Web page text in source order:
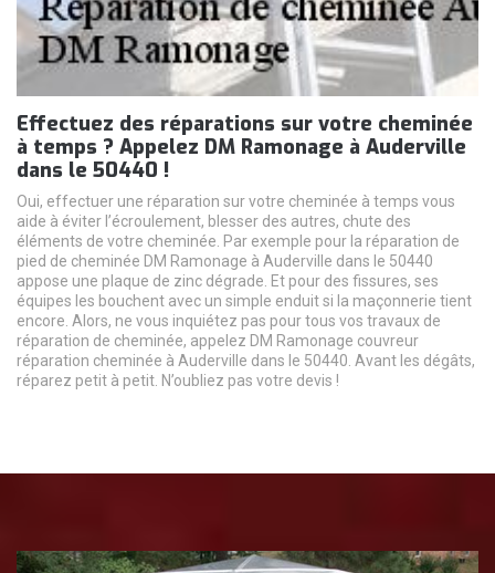
Effectuez des réparations sur votre cheminée
à temps ? Appelez DM Ramonage à Auderville
dans le 50440 !
Oui, effectuer une réparation sur votre cheminée à temps vous
aide à éviter l’écroulement, blesser des autres, chute des
éléments de votre cheminée. Par exemple pour la réparation de
pied de cheminée DM Ramonage à Auderville dans le 50440
appose une plaque de zinc dégrade. Et pour des fissures, ses
équipes les bouchent avec un simple enduit si la maçonnerie tient
encore. Alors, ne vous inquiétez pas pour tous vos travaux de
réparation de cheminée, appelez DM Ramonage couvreur
réparation cheminée à Auderville dans le 50440. Avant les dégâts,
réparez petit à petit. N’oubliez pas votre devis !